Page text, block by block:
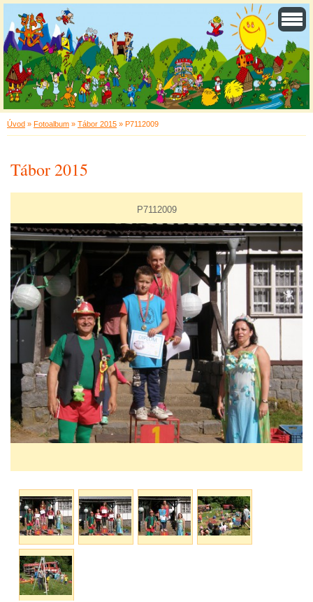
Úvod » Fotoalbum » Tábor 2015 » P7112009
Tábor 2015
P7112009